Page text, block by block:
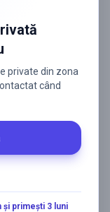
private din zona
când
și primești 3 luni